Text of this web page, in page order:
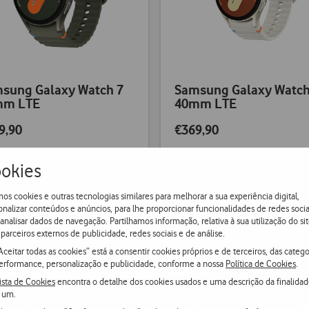
cookies e outras tecnologias similares para melhorar a sua experiência digital,
conteúdos e anúncios, para lhe proporcionar funcionalidades de redes
dados de navegação. Partilhamos informação, relativa à sua utilização do
externos de publicidade, redes sociais e de análise.
todas as cookies” está a consentir cookies próprios e de terceiros, das
personalização e publicidade, conforme a nossa Política de Cookies
de Cookiesencontra o detalhe dos cookies usados e uma descrição da
Galaxy Watch 7
LTE
Samsung Galaxy
40mm LTE
€369,90
Watch Ativação em Apple Watch Ativação